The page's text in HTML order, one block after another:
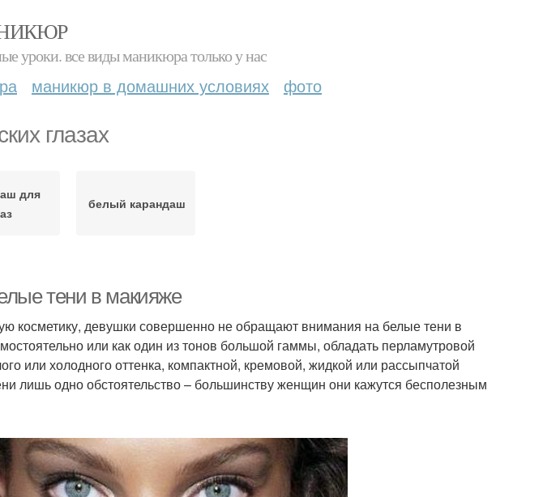
уроки. все виды маникюра только у нас
маникюр в домашних условиях фото
глазах
для
белый карандаш
тени в макияже
косметику, девушки совершенно не обращают внимания на белые тени в
или как один из тонов большой гаммы, обладать перламутровой
или холодного оттенка, компактной, кремовой, жидкой или рассыпчатой
лишь одно обстоятельство – большинству женщин они кажутся бесполезным